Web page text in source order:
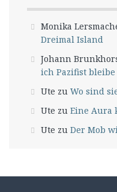
Monika
Dreimal Island
Johann
ich Pazifist bleibe
Ute zu Wo sind
Ute zu Eine Aura
Ute zu Der Mob